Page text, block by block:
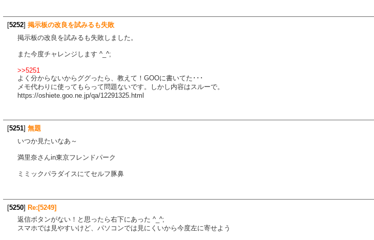
[5252] 掲示板の改良を試みるも失敗
掲示板の改良を試みるも失敗しました。
また今度チャレンジします ^_^;
>>5251
よく分からないからググったら、教えて！GOOに書いてた･･･
メモ代わりに使ってもらって問題ないです。しかし内容はスルーで。
https://oshiete.goo.ne.jp/qa/12291325.html
[5251] 無題
いつか見たいなあ～
満里奈さんin東京フレンドパーク
ミミックパラダイスにてセルフ豚鼻
[5250] Re:[5249]
返信ボタンがない！と思ったら右下にあった ^_^;
スマホでは見やすいけど、パソコンでは見にくいから今度左に寄せよう